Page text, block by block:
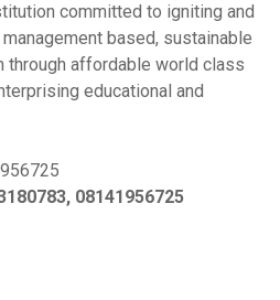
committed to igniting and
based, sustainable
through affordable world class
educational and
08141956725